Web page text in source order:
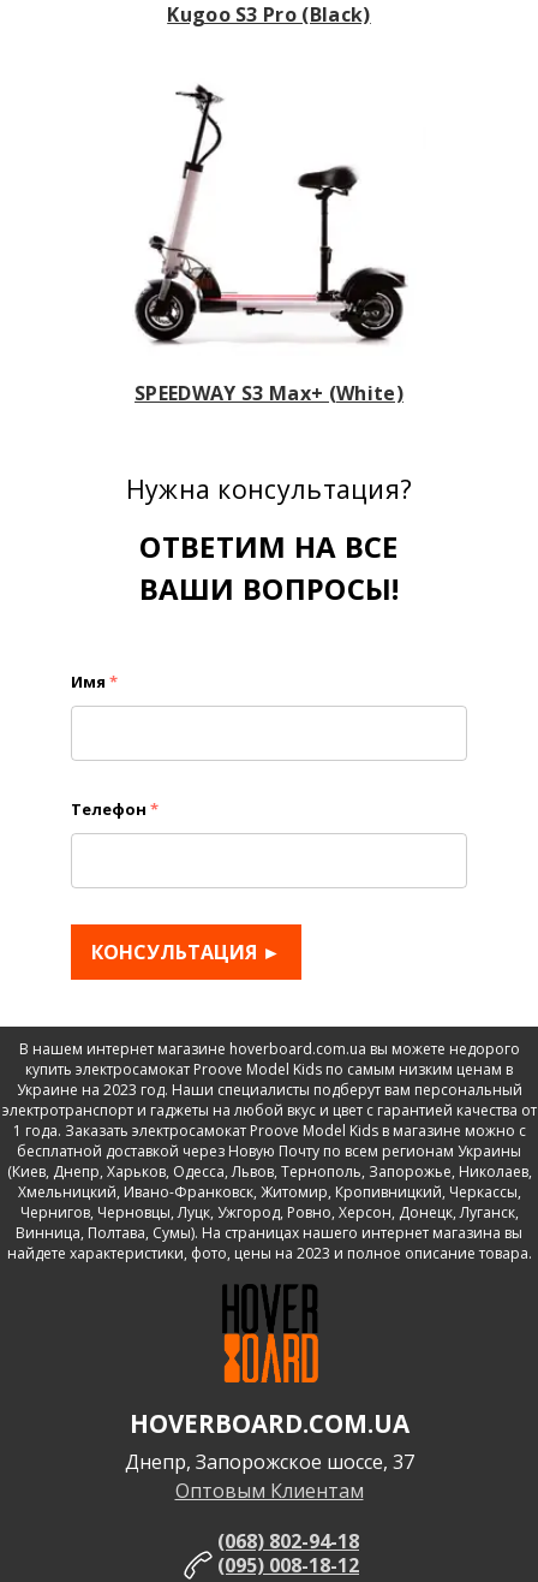
Kugoo S3 Pro (Black)
SPEEDWAY S3 Max+ (White)
Нужна консультация?
ОТВЕТИМ НА ВСЕ
ВАШИ ВОПРОСЫ!
Имя *
Телефон *
КОНСУЛЬТАЦИЯ ►
В нашем интернет магазине hoverboard.com.ua вы можете недорого
купить электросамокат Proove Model Kids по самым низким ценам в
Украине на 2023 год. Наши специалисты подберут вам персональный
электротранспорт и гаджеты на любой вкус и цвет с гарантией качества от
1 года. Заказать электросамокат Proove Model Kids в магазине можно с
бесплатной доставкой через Новую Почту по всем регионам Украины
(Киев, Днепр, Харьков, Одесса, Львов, Тернополь, Запорожье, Николаев,
Хмельницкий, Ивано-Франковск, Житомир, Кропивницкий, Черкассы,
Чернигов, Черновцы, Луцк, Ужгород, Ровно, Херсон, Донецк, Луганск,
Винница, Полтава, Сумы). На страницах нашего интернет магазина вы
найдете характеристики, фото, цены на 2023 и полное описание товара.
HOVERBOARD.COM.UA
Днепр, Запорожское шоссе, 37
Оптовым Клиентам
(068) 802-94-18
(095) 008-18-12